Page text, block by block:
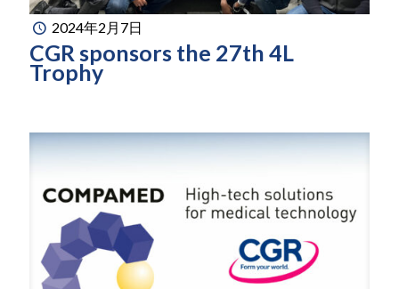
2024年2月7日
CGR sponsors the 27th 4L
Trophy